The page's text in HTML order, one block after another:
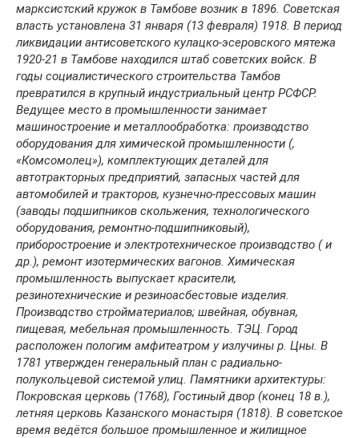
марксистский кружок в Тамбове возник в 1896. Советская
власть установлена 31 января (13 февраля) 1918. В период
ликвидации антисоветского кулацко-эсеровского мятежа
1920-21 в Тамбове находился штаб советских войск. В
годы социалистического строительства Тамбов
превратился в крупный индустриальный центр РСФСР.
Ведущее место в промышленности занимает
машиностроение и металлообработка: производство
оборудования для химической промышленности (,
«Комсомолец»), комплектующих деталей для
автотракторных предприятий, запасных частей для
автомобилей и тракторов, кузнечно-прессовых машин
(заводы подшипников скольжения, технологического
оборудования, ремонтно-подшипниковый),
приборостроение и электротехническое производство ( и
др.), ремонт изотермических вагонов. Химическая
промышленность выпускает красители,
резинотехнические и резиноасбестовые изделия.
Производство стройматериалов; швейная, обувная,
пищевая, мебельная промышленность. ТЭЦ. Город
расположен пологим амфитеатром у излучины р. Цны. В
1781 утвержден генеральный план с радиально-
полукольцевой системой улиц. Памятники архитектуры:
Покровская церковь (1768), Гостиный двор (конец 18 в.),
летняя церковь Казанского монастыря (1818). В советское
время ведётся большое промышленное и жилищное